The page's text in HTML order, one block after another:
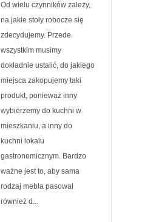
Od wielu czynników zależy,
na jakie stoły robocze się
zdecydujemy. Przede
wszystkim musimy
dokładnie ustalić, do jakiego
miejsca zakopujemy taki
produkt, ponieważ inny
wybierzemy do kuchni w
mieszkaniu, a inny do
kuchni lokalu
gastronomicznym. Bardzo
ważne jest to, aby sama
rodzaj mebla pasował
również d...